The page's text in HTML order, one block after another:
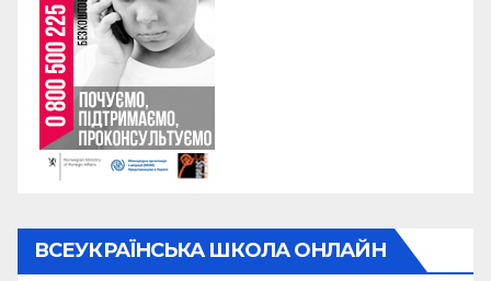
ВСЕУКРАЇНСЬКА ШКОЛА ОНЛАЙН